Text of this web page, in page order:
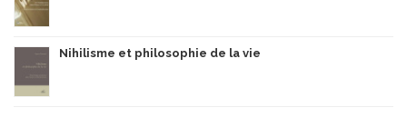
Nihilisme et philosophie de la vie